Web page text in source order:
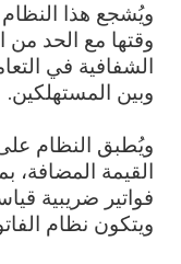
ويُشجع هذا النظام
وقتها مع الحد من
الشفافية في
وبين المستهلكين.
ويُطبق النظام
القيمة المضافة،
فواتير ضريبية
ويتكون نظام